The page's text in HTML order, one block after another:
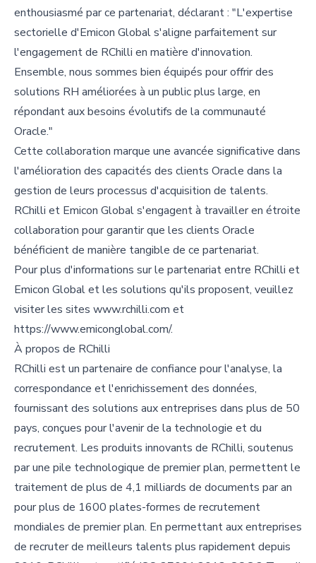
enthousiasmé par ce partenariat, déclarant : "L'expertise
sectorielle d'Emicon Global s'aligne parfaitement sur
l'engagement de RChilli en matière d'innovation.
Ensemble, nous sommes bien équipés pour offrir des
solutions RH améliorées à un public plus large, en
répondant aux besoins évolutifs de la communauté
Oracle."
Cette collaboration marque une avancée significative dans
l'amélioration des capacités des clients Oracle dans la
gestion de leurs processus d'acquisition de talents.
RChilli et Emicon Global s'engagent à travailler en étroite
collaboration pour garantir que les clients Oracle
bénéficient de manière tangible de ce partenariat.
Pour plus d'informations sur le partenariat entre RChilli et
Emicon Global et les solutions qu'ils proposent, veuillez
visiter les sites www.rchilli.com et
https://www.emiconglobal.com/.
À propos de RChilli
RChilli est un partenaire de confiance pour l'analyse, la
correspondance et l'enrichissement des données,
fournissant des solutions aux entreprises dans plus de 50
pays, conçues pour l'avenir de la technologie et du
recrutement. Les produits innovants de RChilli, soutenus
par une pile technologique de premier plan, permettent le
traitement de plus de 4,1 milliards de documents par an
pour plus de 1600 plates-formes de recrutement
mondiales de premier plan. En permettant aux entreprises
de recruter de meilleurs talents plus rapidement depuis